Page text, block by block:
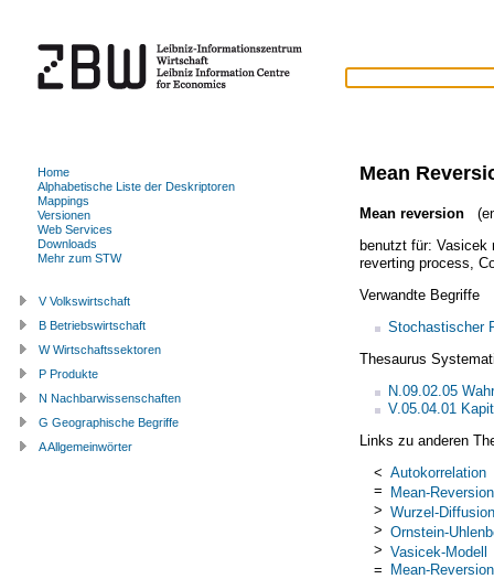
Mean
Mean reversion
benutzt für: Vasicek
reverting process
Verwandte Begriffe
Stochastischer
Thesaurus
N.09.02.05
V.05.04.01
Links zu anderen
< Autokorrelation
= Mean-
> Wurzel-
> Ornstein-
> Vasicek-Modell
= Mean-
Home
Alphabetische Liste der Deskriptoren
Mappings
Versionen
Web Services
Downloads
Mehr zum STW
V Volkswirtschaft
B Betriebswirtschaft
W Wirtschaftssektoren
P Produkte
N Nachbarwissenschaften
G Geographische Begriffe
A Allgemeinwörter